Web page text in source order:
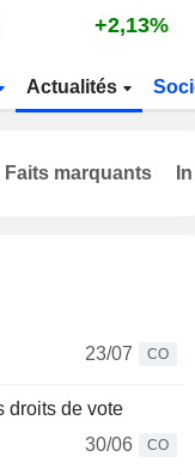
+2,13%
Actualités
23/07
CO
droits de vote
30/06
CO
Faits marquants